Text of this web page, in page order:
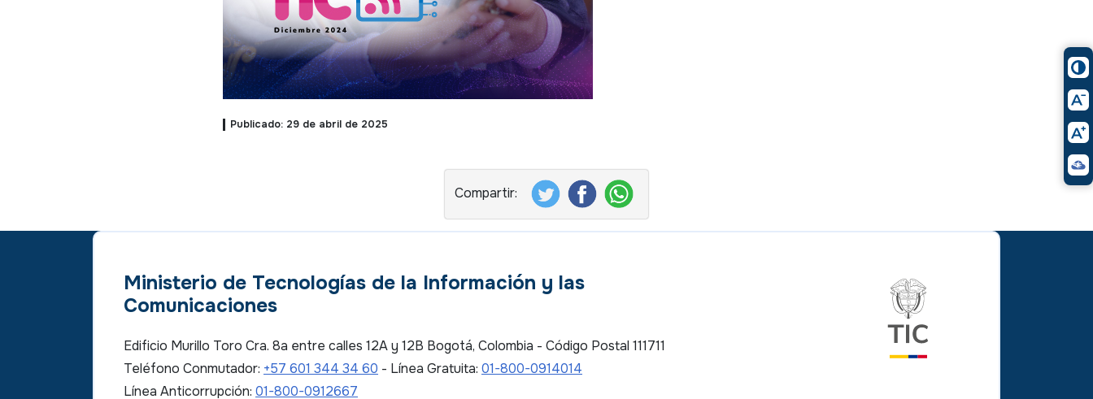
Publicado: 29 de abril de 2025
Ministerio de Tecnologías de la Información y las
Comunicaciones
Edificio Murillo Toro Cra. 8a entre calles 12A y 12B Bogotá, Colombia - Código Postal 111711
Teléfono Conmutador: +57 601 344 34 60 - Línea Gratuita: 01-800-0914014
Línea Anticorrupción: 01-800-0912667